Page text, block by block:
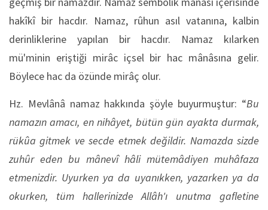
hakîkî bir hacdır. Namaz, rûhun asıl vatanına, kalbin
derinliklerine yapılan bir hacdır. Namaz kılarken
mü'minin eriştiği mirâc içsel bir hac mânâsına gelir.
Böylece hac da özünde mirâç olur.
Hz. Mevlânâ namaz hakkında şöyle buyurmuştur: “Bu
namazın amacı, en nihâyet, bütün gün ayakta durmak,
rükûa gitmek ve secde etmek değildir. Namazda sizde
zuhûr eden bu mânevî hâli mütemâdiyen muhâfaza
etmenizdir. Uyurken ya da uyanıkken, yazarken ya da
okurken, tüm hallerinizde Allâh'ı unutma gafletine